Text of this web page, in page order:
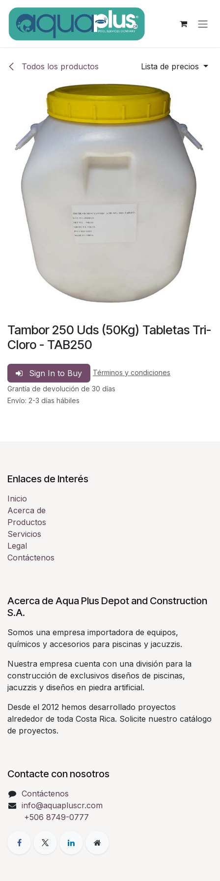
Ir al contenido
Todos los productos Lista de precios
Tambor 250 Uds (50Kg) Tabletas Tri-
Cloro - TAB250
Sign In to Buy
Términos y condiciones
Grantía de devolución de 30 días
Envío: 2-3 días hábiles
Enlaces de Interés
Inicio
Acerca de
Productos
Servicios
Legal
Contáctenos
Acerca de Aqua Plus Depot and Construction
S.A.
Somos una empresa importadora de equipos,
químicos y accesorios para piscinas y jacuzzis.
Nuestra empresa cuenta con una división para la
construcción de exclusivos diseños de piscinas,
jacuzzis y diseños en piedra artificial.
Desde el 2012 hemos desarrollado proyectos
alrededor de toda Costa Rica. Solicite nuestro catálogo
de proyectos.
Contacte con nosotros
Contáctenos
info@aquapluscr.com
+506 8749-0777